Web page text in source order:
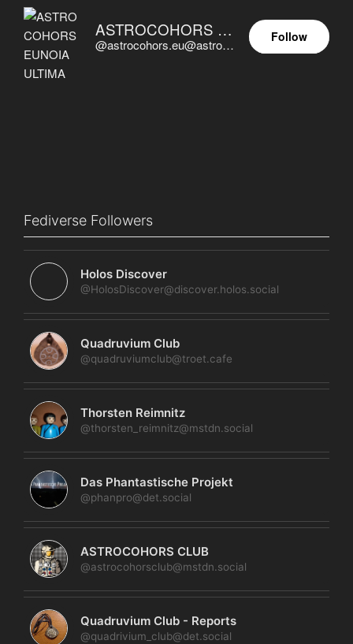
ASTROCOHORS EUNOIA ULTIMA
@astrocohors.eu@astrocohors.eu
Follow
Fediverse Followers
Holos Discover
@HolosDiscover@discover.holos.social
Quadruvium Club
@quadruviumclub@troet.cafe
Thorsten Reimnitz
@thorsten_reimnitz@mstdn.social
Das Phantastische Projekt
@phanpro@det.social
ASTROCOHORS CLUB
@astrocohorsclub@mstdn.social
Quadruvium Club - Reports
@quadrivium_club@det.social